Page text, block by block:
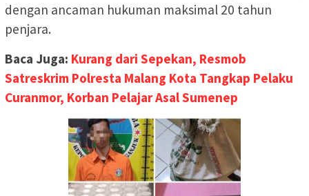
dengan ancaman hukuman maksimal 20 tahun
penjara.
Baca Juga: Kurang dari Sepekan, Resmob
Satreskrim Polresta Malang Kota Tangkap Pelaku
Curanmor, Korban Pelajar Asal Sumenep